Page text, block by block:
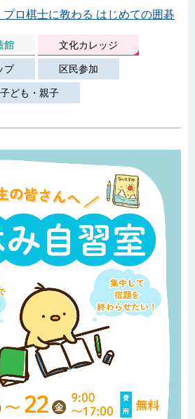
プロ棋士に教わる はじめての囲碁
館 文化カレッジ
プ 区民参加
子ども・親子